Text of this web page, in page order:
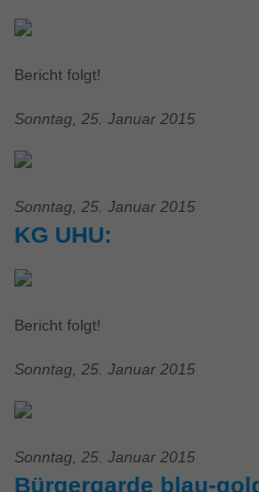
Bericht folgt!
Sonntag, 25. Januar 2015
Sonntag, 25. Januar 2015
KG UHU:
Bericht folgt!
Sonntag, 25. Januar 2015
Sonntag, 25. Januar 2015
Bürgergarde blau-